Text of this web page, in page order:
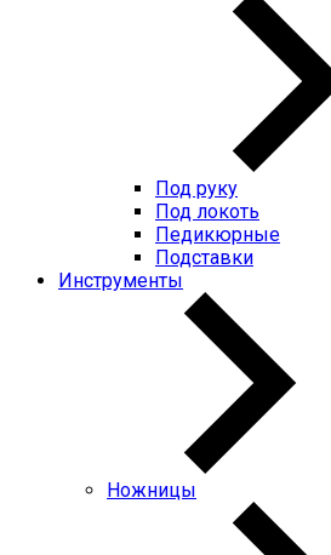
Под руку
Под локоть
Педикюрные
Подставки
Инструменты
Ножницы